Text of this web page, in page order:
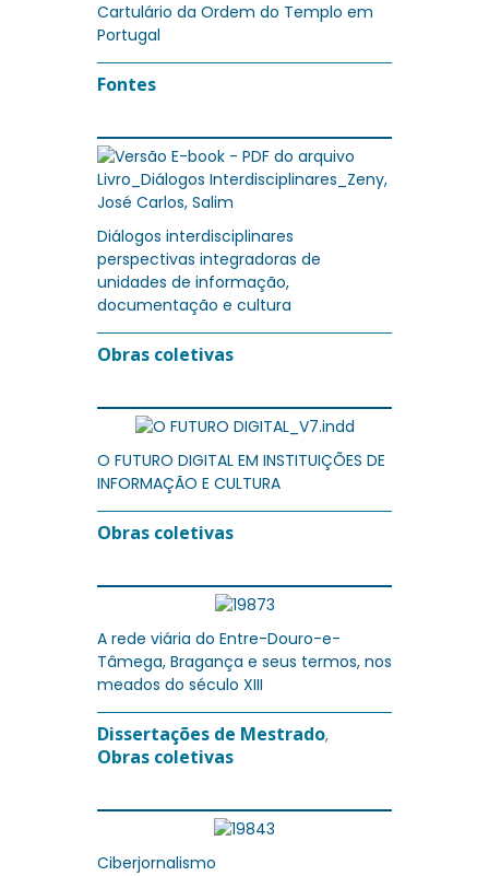
Cartulário da Ordem do Templo em
Portugal
Fontes
Diálogos interdisciplinares
perspectivas integradoras de
unidades de informação,
documentação e cultura
Obras coletivas
O FUTURO DIGITAL EM INSTITUIÇÕES DE
INFORMAÇÃO E CULTURA
Obras coletivas
A rede viária do Entre-Douro-e-
Tâmega, Bragança e seus termos, nos
meados do século XIII
Dissertações de Mestrado,
Obras coletivas
Ciberjornalismo